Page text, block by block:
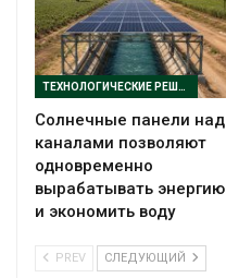
ТЕХНОЛОГИЧЕСКИЕ РЕШЕНИЯ
Солнечные панели над
каналами позволяют
одновременно
вырабатывать энергию
и экономить воду
PREV СЛЕДУЮЩИЙ